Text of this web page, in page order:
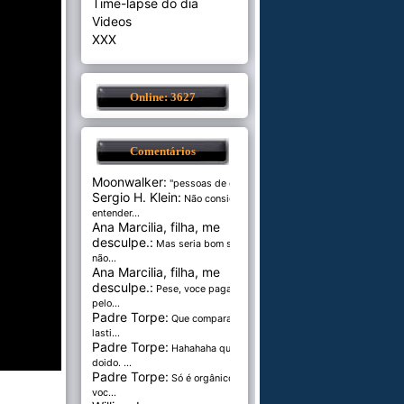
Time-lapse do dia
Videos
XXX
Online: 3627
Comentários
Moonwalker: "pessoas de cer...
Sergio H. Klein: Não consigo
entender...
Ana Marcilia, filha, me
desculpe.: Mas seria bom se
não...
Ana Marcilia, filha, me
desculpe.: Pese, voce paga
pelo...
Padre Torpe: Que comparação
lasti...
Padre Torpe: Hahahaha que
doido. ...
Padre Torpe: Só é orgânico se
voc...